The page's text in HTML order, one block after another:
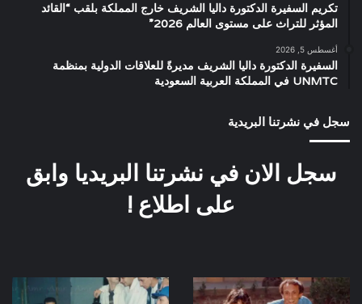
تكريم السفيرة الدكتورة داليا الشريف خارج المملكة بلقب “القائد
المؤثر للتراث على مستوى العالم 2026”
أغسطس 5, 2026
السفيرة الدكتورة داليا الشريف مديرةً للعلاقات الدولية بمنظمة
UNMTC في المملكة العربية السعودية
سجل في نشرتنا البريدية
سجل الان في نشرتنا البريديا وابق
على اطلاع !
كواليس